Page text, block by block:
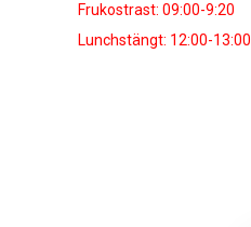
Frukostrast: 09:00-9:20
Lunchstängt: 12:00-13:00